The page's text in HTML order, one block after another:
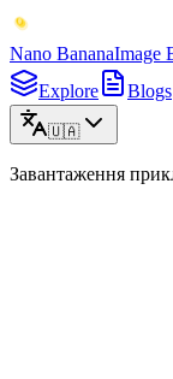
Nano BananaImage
Explore
Blogs
🇺🇦
Завантаження